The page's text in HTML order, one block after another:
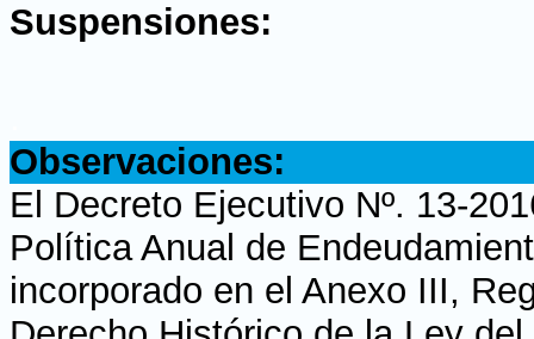
Suspensiones:
Observaciones:
El Decreto Ejecutivo Nº. 13-
Política Anual de
incorporado en el Anexo III,